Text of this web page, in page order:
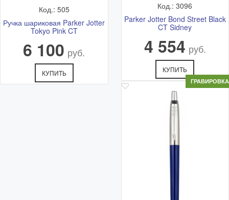
Код.: 505
Ручка шариковая Parker Jotter
Tokyo Pink CT
6 100 руб.
КУПИТЬ
Код.: 3096
Parker Jotter Bond Street Black
CT Sidney
4 554 руб.
КУПИТЬ
ГРАВИРОВКА